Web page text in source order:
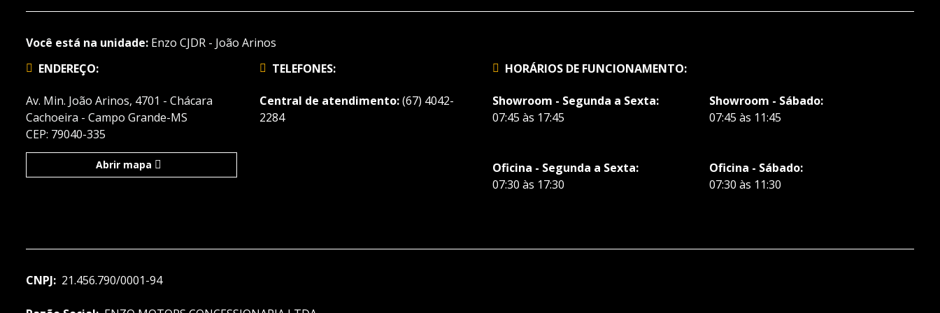
Você está na unidade: Enzo CJDR - João Arinos
ENDEREÇO:
Av. Min. João Arinos, 4701 - Chácara
Cachoeira - Campo Grande-MS
CEP: 79040-335
Abrir mapa
TELEFONES:
Central de atendimento:(67) 4042-
2284
HORÁRIOS DE FUNCIONAMENTO:
Showroom - Segunda a Sexta:
07:45 às 17:45
Showroom - Sábado:
07:45 às 11:45
Oficina - Segunda a Sexta:
07:30 às 17:30
Oficina - Sábado:
07:30 às 11:30
CNPJ: 21.456.790/0001-94